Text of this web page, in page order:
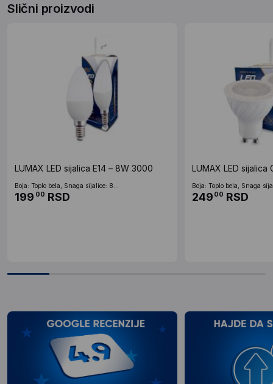
Slični proizvodi
LUMAX LED sijalica E14 – 8W 3000
Boja: Toplo bela, Snaga sijalice: 8...
199 00 RSD
LUMAX LED sijalica
Boja: Toplo bela, Snaga
249 00 RSD